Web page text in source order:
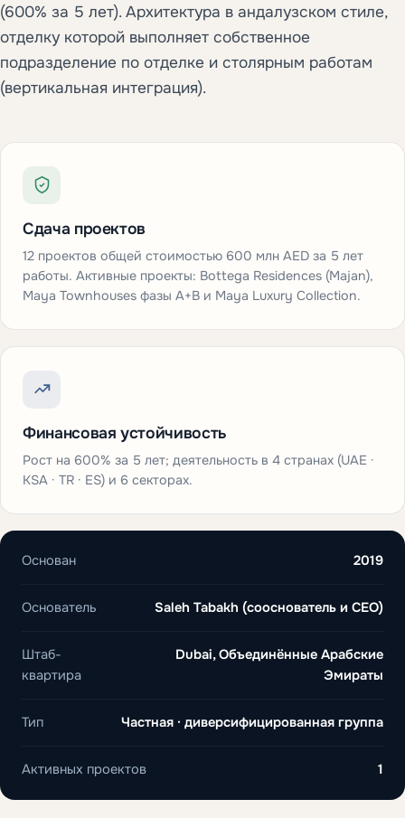
(600% за 5 лет). Архитектура в андалузском стиле,
отделку которой выполняет собственное
подразделение по отделке и столярным работам
(вертикальная интеграция).
Сдача проектов
12 проектов общей стоимостью 600 млн AED за 5 лет
работы. Активные проекты: Bottega Residences (Majan),
Maya Townhouses фазы A+B и Maya Luxury Collection.
Финансовая устойчивость
Рост на 600% за 5 лет; деятельность в 4 странах (UAE ·
KSA · TR · ES) и 6 секторах.
Основан 2019
Основатель Saleh Tabakh (сооснователь и CEO)
Штаб-
квартира
Dubai, Объединённые Арабские
Эмираты
Тип Частная · диверсифицированная группа
Активных проектов 1